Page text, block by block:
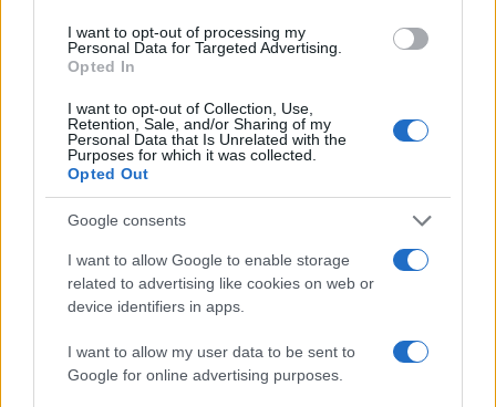
I want to opt-out of processing my
Personal Data for Targeted Advertising.
Opted In
I want to opt-out of Collection, Use,
Retention, Sale, and/or Sharing of my
Personal Data that Is Unrelated with the
Purposes for which it was collected.
Opted Out
Google consents
I want to allow Google to enable storage
related to advertising like cookies on web or
device identifiers in apps.
I want to allow my user data to be sent to
Google for online advertising purposes.
La svolta green di Suzuki: 240.000 auto elettrificate
Francesca Lombardi · 8 Ago 2026